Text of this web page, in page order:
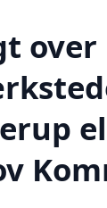
over